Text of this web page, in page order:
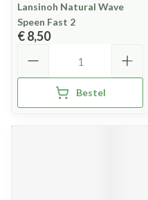
Lansinoh Natural Wave
Speen Fast 2
€ 8,50
Bestel